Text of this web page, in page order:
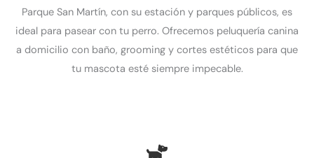
Parque San Martín, con su estación y parques públicos, es
ideal para pasear con tu perro. Ofrecemos peluquería canina
a domicilio con baño, grooming y cortes estéticos para que
tu mascota esté siempre impecable.